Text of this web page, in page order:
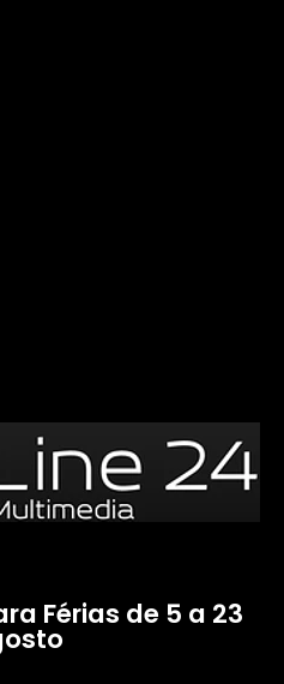
Férias de 5 a 23